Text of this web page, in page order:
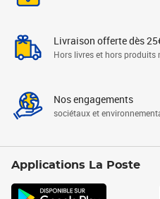
Livraison offerte dès
Hors livres et hors produits
Nos engagements
sociétaux et
Applications La Poste